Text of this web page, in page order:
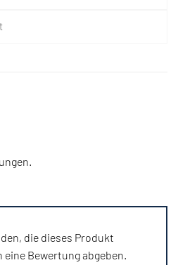
die dieses Produkt
Bewertung abgeben.